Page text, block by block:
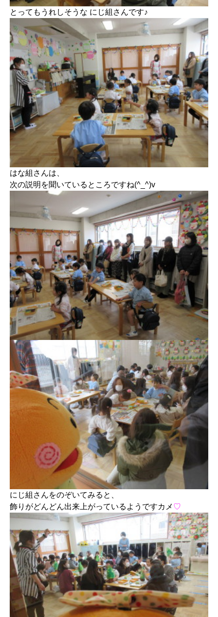
とってもうれしそうな にじ組さんです♪
はな組さんは、
次の説明を聞いているところですね(^_^)v
にじ組さんをのぞいてみると、
飾りがどんどん出来上がっているようですカメ ♡